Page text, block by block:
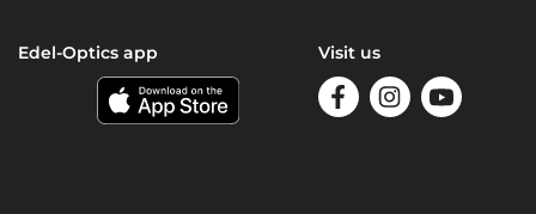
Edel-Optics app Visit us